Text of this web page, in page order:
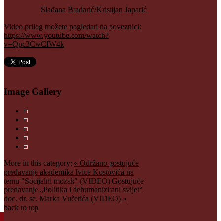
Slađana Bradarić/Kristijan Japarić
Video prilog možete pogledati na poveznici:
https://www.youtube.com/watch?
v=Qpc3CwCIW4k
Image Gallery
More in this category: « Održano gostujuće
predavanje akademika Ivice Kostovića na
temu "Socijalni mozak" (VIDEO) Gostujuće
predavanje „Politika i dehumanizirani svijet“
doc. dr. sc. Marka Vučetića (VIDEO) »
back to top